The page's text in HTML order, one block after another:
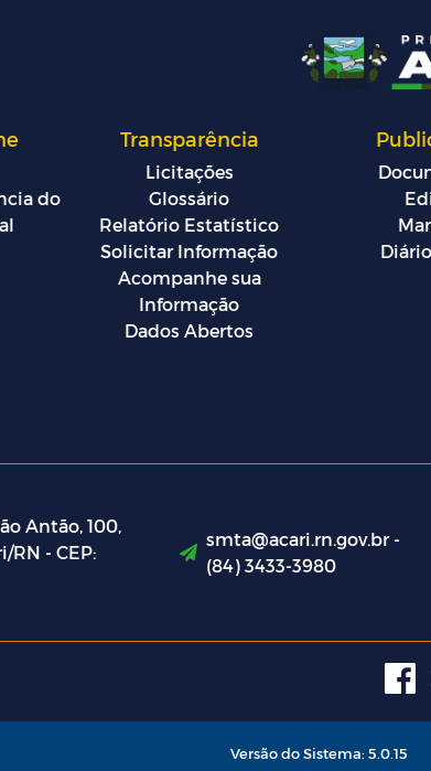
do
Transparência
Licitações
Glossário
Relatório Estatístico
Solicitar Informação
Acompanhe sua
Informação
Dados Abertos
Antão, 100,
RN - CEP:
smta@acari.rn.gov.br -
(84) 3433-3980
Versão do Sistema: 5.0.15